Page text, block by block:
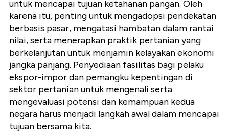
untuk mencapai tujuan ketahanan pangan. Oleh
karena itu, penting untuk mengadopsi pendekatan
berbasis pasar, mengatasi hambatan dalam rantai
nilai, serta menerapkan praktik pertanian yang
berkelanjutan untuk menjamin kelayakan ekonomi
jangka panjang. Penyediaan fasilitas bagi pelaku
ekspor-impor dan pemangku kepentingan di
sektor pertanian untuk mengenali serta
mengevaluasi potensi dan kemampuan kedua
negara harus menjadi langkah awal dalam mencapai
tujuan bersama kita.